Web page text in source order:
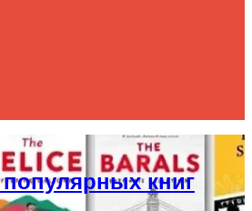
книг